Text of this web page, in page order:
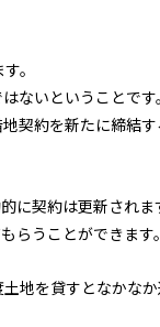
。
ないということで
契約を新たに締結す
に契約は更新されま
らうことができます。
地を貸すとなかな